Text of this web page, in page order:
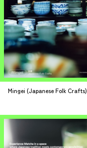
Mingei (Japanese Folk Crafts)